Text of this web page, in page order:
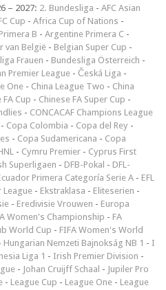
– 2027: 2. Bundesliga - AFC Asian
Cup - Africa Cup of Nations -
B - Argentine Primera C -
van België - Belgian Super Cup -
Frauen - Bundesliga Österreich -
Premier League - Česká Liga -
One - China League Two - China
FA Cup - Chinese FA Super Cup -
- CONCACAF Champions League
- Copa Colombia - Copa del Rey -
- Copa Sudamericana - Copa
- Cymru Premier - Cyprus First
Superligaen - DFB-Pokal - DFL-
Primera Categoría Serie A - EFL
League - Ekstraklasa - Eliteserien -
- Eredivisie Vrouwen - Europa
Women's Championship - FA
World Cup - FIFA Women's World
Hungarian Nemzeti Bajnokság NB 1 - I
Liga 1 - Irish Premier Division -
- Johan Cruijff Schaal - Jupiler Pro
- League Cup - League One - League